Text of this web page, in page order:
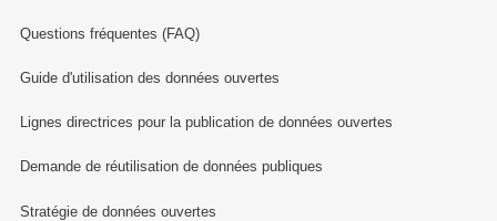
Questions fréquentes (FAQ)
Guide d'utilisation des données ouvertes
Lignes directrices pour la publication de données ouvertes
Demande de réutilisation de données publiques
Stratégie de données ouvertes